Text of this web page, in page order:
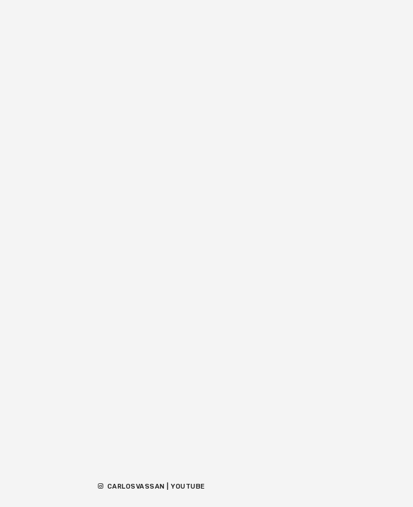
CARLOSVASSAN | YOUTUBE